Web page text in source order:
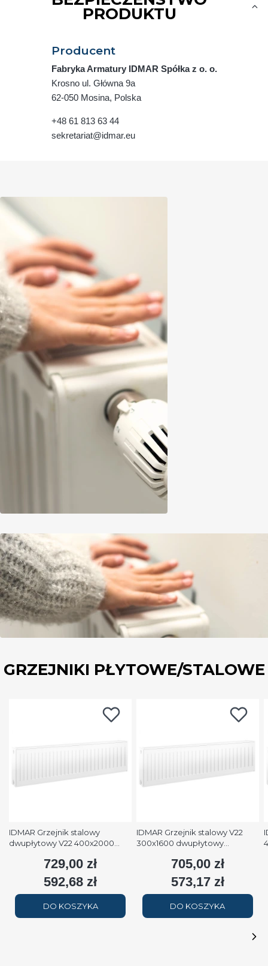
PRODUKTU
Producent
Fabryka Armatury IDMAR Spółka z o. o.
Krosno ul. Główna 9a
62-050 Mosina, Polska
+48 61 813 63 44
sekretariat@idmar.eu
GRZEJNIKI PŁYTOWE/STALOWE
IDMAR Grzejnik stalowy
dwupłytowy V22 400x2000
2508W (90/70/20°C) biały
Cena
729,00 zł
Cena
592,68 zł
DO KOSZYKA
IDMAR Grzejnik stalowy V22
300x1600 dwupłytowy
(90/70/20°C) biały RAL9016
Cena
705,00 zł
Cena
573,17 zł
DO KOSZYKA